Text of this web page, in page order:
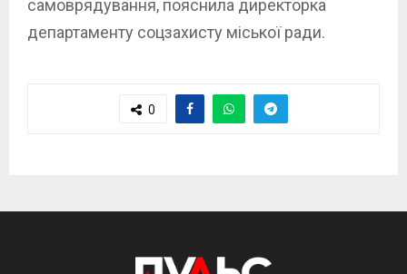
самоврядування, пояснила директорка
департаменту соцзахисту міської ради.
0